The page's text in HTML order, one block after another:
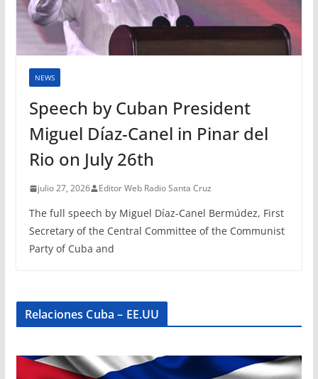
NEWS
Speech by Cuban President
Miguel Díaz-Canel in Pinar del
Rio on July 26th
julio 27, 2026 Editor Web Radio Santa Cruz
The full speech by Miguel Díaz-Canel Bermúdez, First
Secretary of the Central Committee of the Communist
Party of Cuba and
Relaciones Cuba – EE.UU